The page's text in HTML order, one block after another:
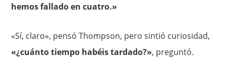
hemos fallado en cuatro.»
«Sí, claro», pensó Thompson, pero sintió curiosidad,
«¿cuánto tiempo habéis tardado?», preguntó.